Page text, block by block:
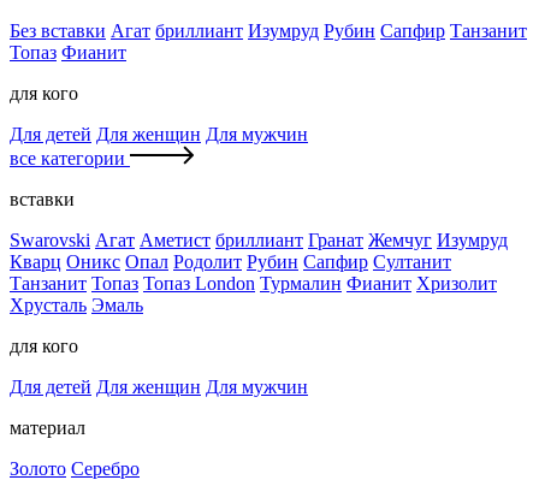
Без вставки Агат бриллиант Изумруд Рубин Сапфир Танзанит
Топаз Фианит
для кого
Для детей Для женщин Для мужчин
все категории
вставки
Swarovski Агат Аметист бриллиант Гранат Жемчуг Изумруд
Кварц Оникс Опал Родолит Рубин Сапфир Султанит
Танзанит Топаз Топаз London Турмалин Фианит Хризолит
Хрусталь Эмаль
для кого
Для детей Для женщин Для мужчин
материал
Золото Серебро